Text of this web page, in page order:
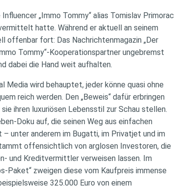
„Immo Tommy“ alias Tomislav Primorac
hatte. Während er aktuell an seinem
offenbar fort: Das Nachrichtenmagazin „Der
Tommy“-Kooperationspartner ungebremst
dabei die Hand weit aufhalten.
Media wird behauptet, jeder könne quasi ohne
reich werden. Den „Beweis“ dafür erbringen
ihren luxuriösen Lebensstil zur Schau stellen.
Doku auf, die seinen Weg aus einfachen
unter anderem im Bugatti, im Privatjet und im
offensichtlich von arglosen Investoren, die
und Kreditvermittler verweisen lassen. Im
Paket“ zweigen diese vom Kaufpreis immense
325.000 Euro von einem